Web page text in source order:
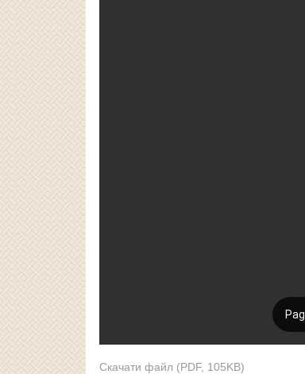
Скачати файл (PDF, 105KB)